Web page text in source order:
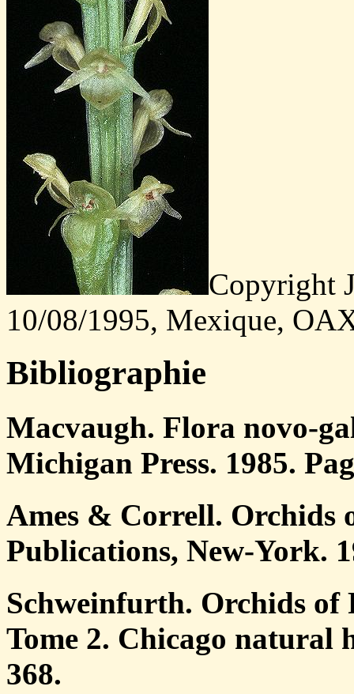
Copyright
10/08/1995, Mexique,
Bibliographie
Macvaugh. Flora novo-
Michigan Press. 1985.
Ames & Correll. Orchids
Publications, New-York.
Schweinfurth. Orchids of
Tome 2. Chicago natural
368.